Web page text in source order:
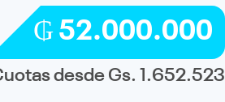
₲ 52.000.000
desde Gs. 1.652.523